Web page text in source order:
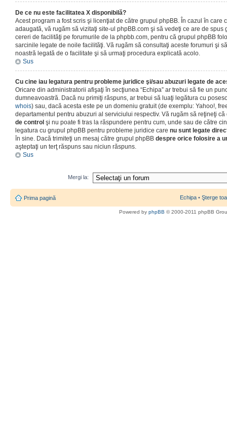
De ce nu este facilitatea X disponibilă?
Acest program a fost scris şi licenţiat de către grupul phpBB. În cazul în care
adaugată, vă rugăm să vizitaţi site-ul phpBB.com şi să vedeţi ce are de
cereri de facilităţi pe forumurile de la phpbb.com, pentru că grupul phpBB
sarcinile legate de noile facilităţi. Vă rugăm să consultaţi aceste forumuri şi
noastră legată de o facilitate şi să urmaţi procedura explicată acolo.
Sus
Cu cine iau legatura pentru probleme juridice şi/sau abuzuri legate de
Oricare din administratorii afişaţi în secţiunea “Echipa” ar trebui să fie un
dumneavoastră. Dacă nu primiţi răspuns, ar trebui să luaţi legătura cu
whois) sau, dacă acesta este pe un domeniu gratuit (de exemplu: Yahoo!,
departamentul pentru abuzuri al serviciului respectiv. Vă rugăm să reţineţi
de control şi nu poate fi tras la răspundere pentru cum, unde sau de către
legatura cu grupul phpBB pentru probleme juridice care nu sunt legate
în sine. Dacă trimiteţi un mesaj către grupul phpBB despre orice folosire a
aşteptaţi un terţ răspuns sau niciun răspuns.
Sus
Mergi la:
Prima pagină Echipa • Şterge
Powered by phpBB © 2000-2011 phpBB